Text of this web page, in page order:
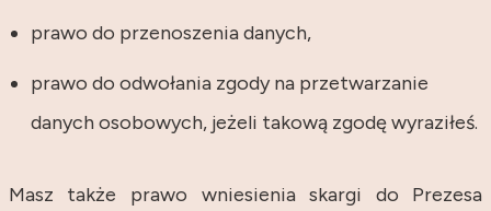
prawo do przenoszenia danych,
prawo do odwołania zgody na przetwarzanie
danych osobowych, jeżeli takową zgodę wyraziłeś.
Masz także prawo wniesienia skargi do Prezesa